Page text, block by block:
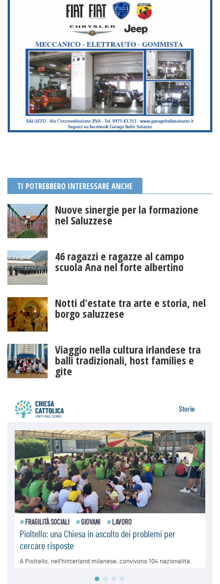
TI POTREBBERO INTERESSARE ANCHE
Nuove sinergie per la formazione
nel Saluzzese
46 ragazzi e ragazze al campo
scuola Ana nel forte albertino
Notti d'estate tra arte e storia, nel
borgo saluzzese
Viaggio nella cultura irlandese tra
balli tradizionali, host families e
gite